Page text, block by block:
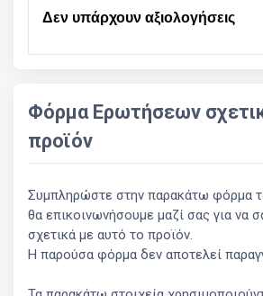
Δεν υπάρχουν αξιολογήσεις
Φόρμα Ερωτήσεων
προϊόν
Συμπληρώστε στην παρακάτω φόρμα
θα επικοινωνήσουμε μαζί σας για να
σχετικά με αυτό το προϊόν.
Η παρούσα φόρμα δεν αποτελεί